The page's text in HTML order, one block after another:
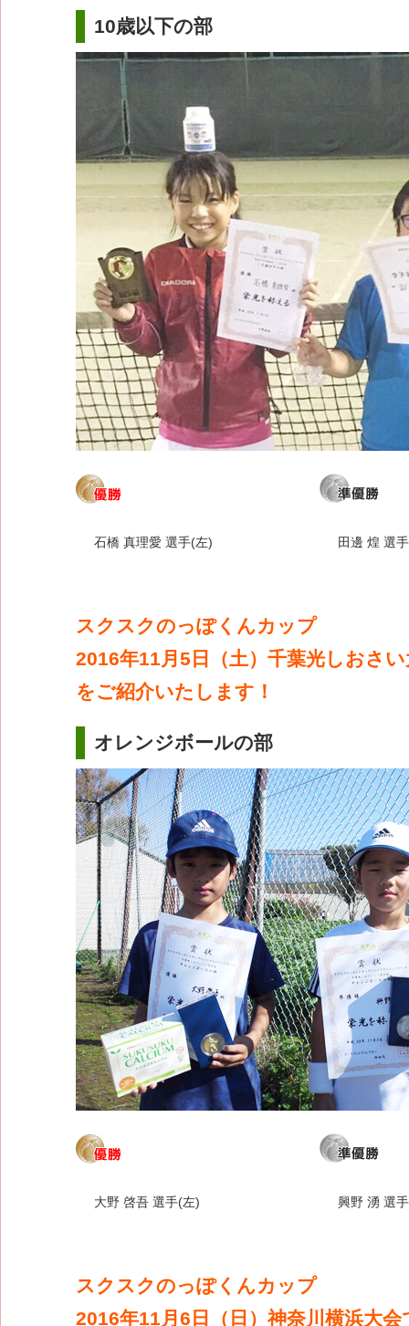
10歳以下の部
石橋 真理愛 選手(左) 田邊 煌 選
スクスクのっぽくんカップ
2016年11月5日（土）千葉光しおさ
をご紹介いたします！
オレンジボールの部
大野 啓吾 選手(左) 興野 湧 選
スクスクのっぽくんカップ
2016年11月6日（日）神奈川横浜大